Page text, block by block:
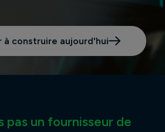
à construire aujourd'hui
pas un fournisseur de